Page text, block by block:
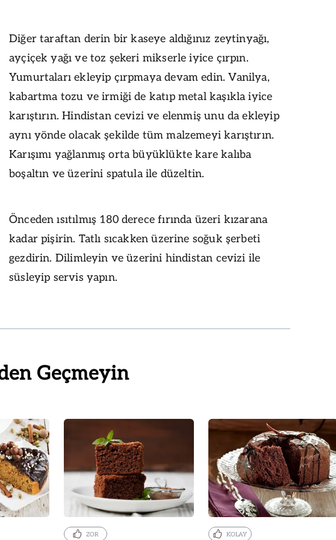
Diğer taraftan derin bir kaseye aldığınız zeytinyağı,
ayçiçek yağı ve toz şekeri mikserle iyice çırpın.
Yumurtaları ekleyip çırpmaya devam edin. Vanilya,
kabartma tozu ve irmiği de katıp metal kaşıkla iyice
karıştırın. Hindistan cevizi ve elenmiş unu da ekleyip
aynı yönde olacak şekilde tüm malzemeyi karıştırın.
Karışımı yağlanmış orta büyüklükte kare kalıba
boşaltın ve üzerini spatula ile düzeltin.
Önceden ısıtılmış 180 derece fırında üzeri kızarana
kadar pişirin. Tatlı sıcakken üzerine soğuk şerbeti
gezdirin. Dilimleyin ve üzerini hindistan cevizi ile
süsleyip servis yapın.
Geçmeyin
ZOR KOLAY